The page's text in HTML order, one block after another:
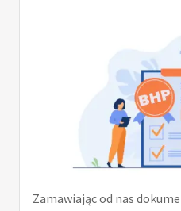
Zamawiając od nas